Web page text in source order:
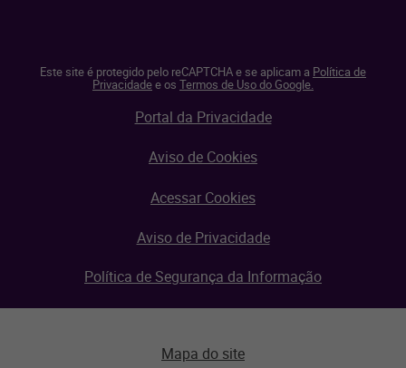
Este site é protegido pelo reCAPTCHA e se aplicam a Política de
Privacidadee os Termos de Uso do Google.
Portal da Privacidade
Aviso de Cookies
Acessar Cookies
Aviso de Privacidade
Política de Segurança da Informação
Mapa do site